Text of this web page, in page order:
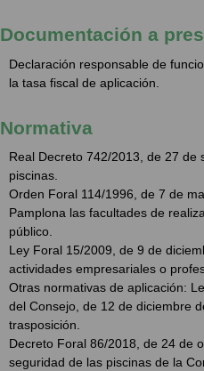
Documentación a
Declaración responsable de
la tasa fiscal de aplicación.
Normativa
Real Decreto 742/2013, de 27 de
piscinas.
Orden Foral 114/1996, de 7 de
Pamplona las facultades de
público.
Ley Foral 15/2009, de 9 de
actividades empresariales o
Otras normativas de aplicación:
del Consejo, de 12 de diciembre
trasposición.
Decreto Foral 86/2018, de 24 de
seguridad de las piscinas de la